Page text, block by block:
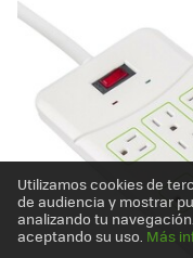
Utilizamos cookies de
de audiencia y mostrar
analizando tu
aceptando su uso. Más